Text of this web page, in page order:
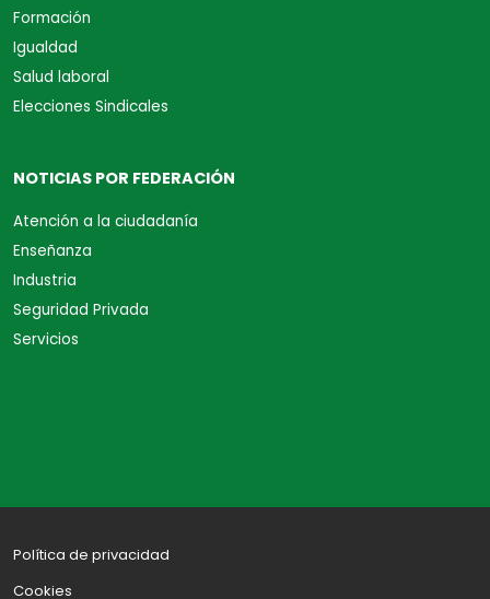
Formación
Igualdad
Salud laboral
Elecciones Sindicales
NOTICIAS POR FEDERACIÓN
Atención a la ciudadanía
Enseñanza
Industria
Seguridad Privada
Servicios
Política de privacidad
Cookies